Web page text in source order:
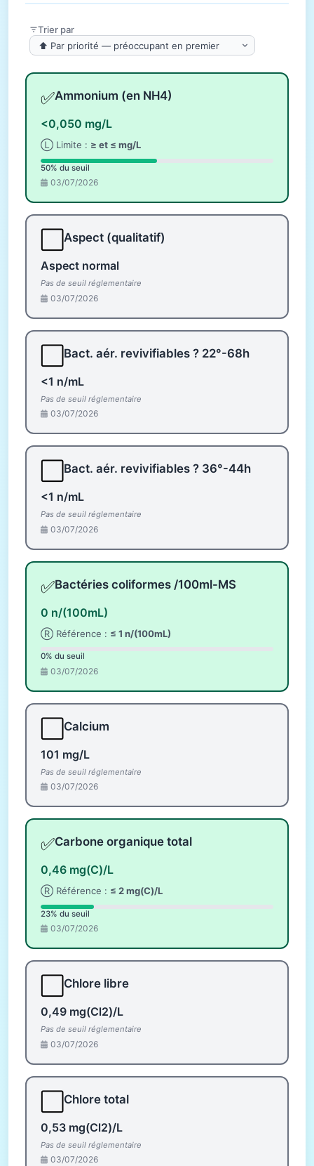
Trier par
✅Ammonium (en NH4)
<0,050 mg/L
Ⓛ Limite : ≥ et ≤ mg/L
50% du seuil
03/07/2026
Aspect (qualitatif)
Aspect normal
Pas de seuil réglementaire
03/07/2026
Bact. aér. revivifiables ? 22°-68h
<1 n/mL
Pas de seuil réglementaire
03/07/2026
Bact. aér. revivifiables ? 36°-44h
<1 n/mL
Pas de seuil réglementaire
03/07/2026
✅Bactéries coliformes /100ml-MS
0 n/(100mL)
Ⓡ Référence : ≤ 1 n/(100mL)
0% du seuil
03/07/2026
Calcium
101 mg/L
Pas de seuil réglementaire
03/07/2026
✅Carbone organique total
0,46 mg(C)/L
Ⓡ Référence : ≤ 2 mg(C)/L
23% du seuil
03/07/2026
Chlore libre
0,49 mg(Cl2)/L
Pas de seuil réglementaire
03/07/2026
Chlore total
0,53 mg(Cl2)/L
Pas de seuil réglementaire
03/07/2026